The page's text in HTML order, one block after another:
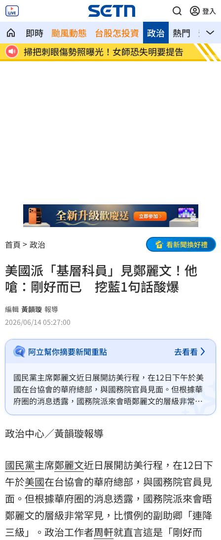
登入
即時 颱風動態 台股怎投資 熱門 影音
政治
掃把刺眼傷勢照曝光！女師恐失明要提告
新北
性
首頁 政治 看新聞換好禮
美國派「基層科員」見鄭麗文！他
嗆：剛好而已 挖藍1句話酸爆
編輯 黃韻璇 報導
2026/06/14 05:27:00
阿立幫你摘要新聞重點 去看看
國民黨主席鄭麗文近日展開訪美行程，在12日下午於美
國在台協會的華府總部，與國務院官員見面。但根據華
府圈的消息透露，國務院派來會晤鄭麗文的層級非常罕
見，比慣例的副助卿連降三級。政治工作者周軒就直言
論，酸爆鄭麗文。
政治中心／黃韻璇報導
國民黨主席鄭麗文近日展開訪美行程，在12日下
午於美國在台協會的華府總部，與國務院官員見
面。但根據華府圈的消息透露，國務院派來會晤
鄭麗文的層級非常罕見，比慣例的副助卿「連降
三級」。政治工作者周軒就直言這是「剛好而